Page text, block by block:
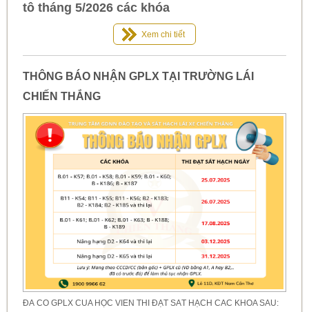
tô tháng 5/2026 các khóa
Xem chi tiết
THÔNG BÁO NHẬN GPLX TẠI TRƯỜNG LÁI
CHIẾN THẮNG
ĐÃ CÓ GPLX CỦA HỌC VIÊN THI ĐẠT SÁT HẠCH CÁC KHÓA SAU: